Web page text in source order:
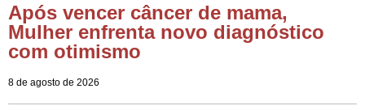
Após vencer câncer de mama,
Mulher enfrenta novo diagnóstico
com otimismo
8 de agosto de 2026